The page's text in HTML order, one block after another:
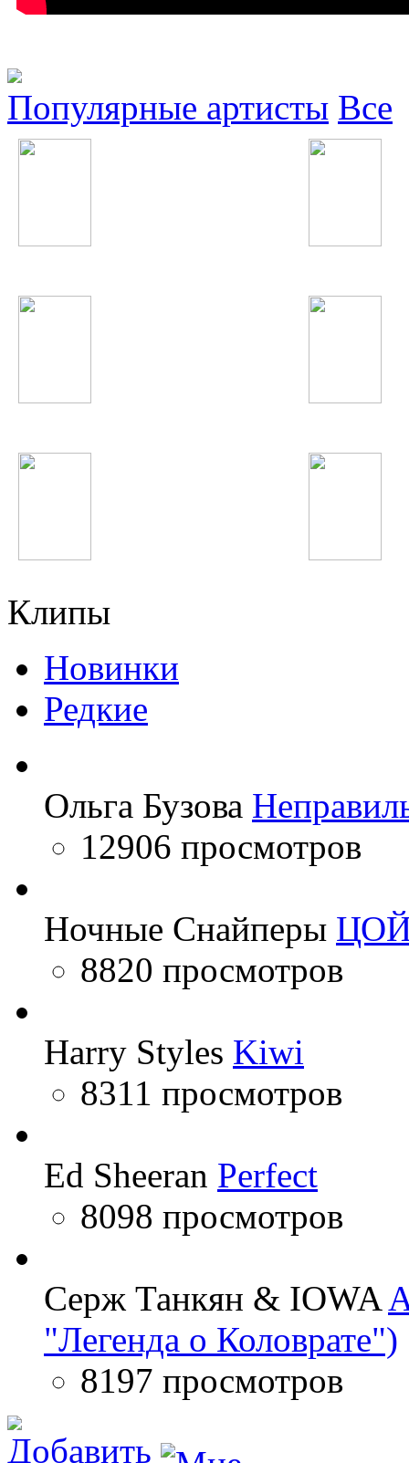
Популярные артисты Все
Клипы
Новинки
Редкие
Ольга Бузова
12906 просмотров
Ночные Снайперы
8820 просмотров
Harry Styles Kiwi
8311 просмотров
Ed Sheeran Perfect
8098 просмотров
Серж Танкян & IOWA
"Легенда о Коловрате")
8197 просмотров